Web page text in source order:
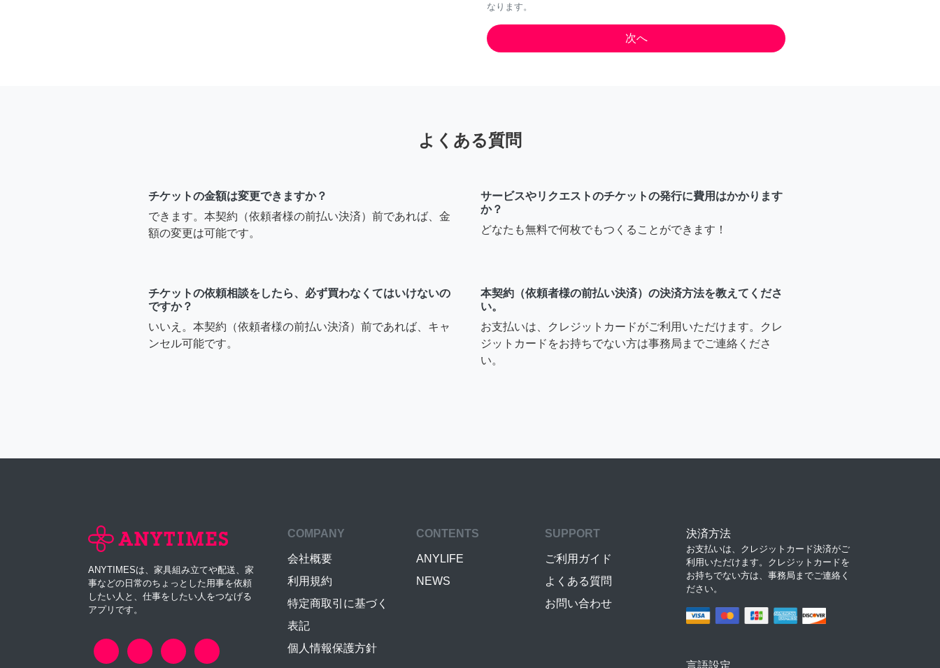
なります。
よくある質問
チケットの金額は変更できますか？
できます。本契約（依頼者様の前払い決済）前であれば、金
額の変更は可能です。
サービスやリクエストのチケットの発行に費用はかかります
か？
どなたも無料で何枚でもつくることができます！
チケットの依頼相談をしたら、必ず買わなくてはいけないの
ですか？
いいえ。本契約（依頼者様の前払い決済）前であれば、キャ
ンセル可能です。
本契約（依頼者様の前払い決済）の決済方法を教えてくださ
い。
お支払いは、クレジットカードがご利用いただけます。クレ
ジットカードをお持ちでない方は事務局までご連絡くださ
い。
ANYTIMESは、家具組み立てや配送、家
事などの日常のちょっとした用事を依頼
したい人と、仕事をしたい人をつなげる
アプリです。
COMPANY
会社概要
利用規約
特定商取引に基づく
表記
個人情報保護方針
CONTENTS
ANYLIFE
NEWS
SUPPORT
ご利用ガイド
よくある質問
お問い合わせ
決済方法
お支払いは、クレジットカード決済がご
利用いただけます。クレジットカードを
お持ちでない方は、事務局までご連絡く
ださい。
言語設定